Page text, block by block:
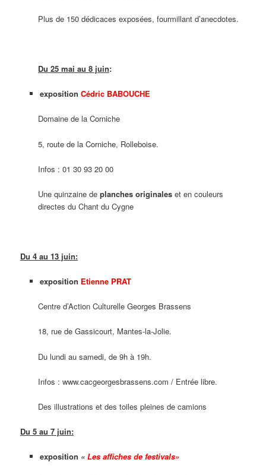
Plus de 150 dédicaces exposées, fourmillant d’anecdotes.
Du 25 mai au 8 juin:
exposition Cédric BABOUCHE
Domaine de la Corniche
5, route de la Corniche, Rolleboise.
Infos : 01 30 93 20 00
Une quinzaine deplanches originales et en couleurs
directes du Chant du Cygne
Du 4 au 13 juin:
exposition Etienne PRAT
Centre d’Action Culturelle Georges Brassens
18, rue de Gassicourt, Mantes-la-Jolie.
Du lundi au samedi, de 9h à 19h.
Infos : www.cacgeorgesbrassens.com / Entrée libre.
Des illustrations et des toiles pleines de camions
Du 5 au 7 juin:
exposition « Les affiches de festivals»